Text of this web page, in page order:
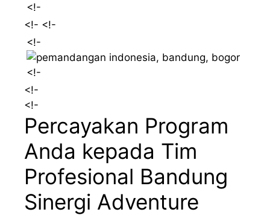
<!-
<!- <!-
<!-
<!-
<!-
<!-
Percayakan Program
Anda kepada Tim
Profesional Bandung
Sinergi Adventure